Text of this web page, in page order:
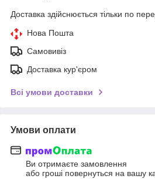
Доставка здійснюється тільки по
Нова Пошта
Самовивіз
Доставка кур'єром
Всі умови доставки
Умови оплати
Ви отримаєте замовлення
або гроші повернуться на вашу